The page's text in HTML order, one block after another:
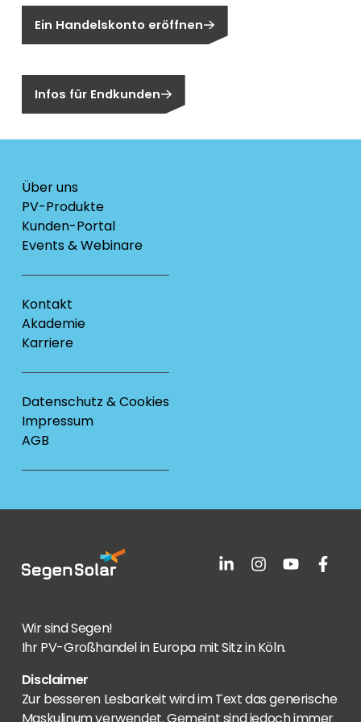
Ein Handelskonto eröffnen
Infos für Endkunden
Über uns
PV-Produkte
Kunden-Portal
Events & Webinare
Kontakt
Akademie
Karriere
Datenschutz & Cookies
Impressum
AGB
Wir sind Segen!
Ihr PV-Großhandel in Europa mit Sitz in Köln.
Disclaimer
Zur besseren Lesbarkeit wird im Text das generische